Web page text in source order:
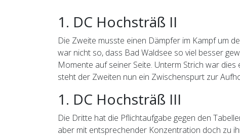
1. DC Hochsträß II
Die Zweite musste einen Dämpfer im Kampf um
war nicht so, dass Bad Waldsee so viel besser
Momente auf seiner Seite. Unterm Strich war
steht der Zweiten nun ein Zwischenspurt zur
1. DC Hochsträß III
Die Dritte hat die Pflichtaufgabe gegen den
aber mit entsprechender Konzentration doch zu